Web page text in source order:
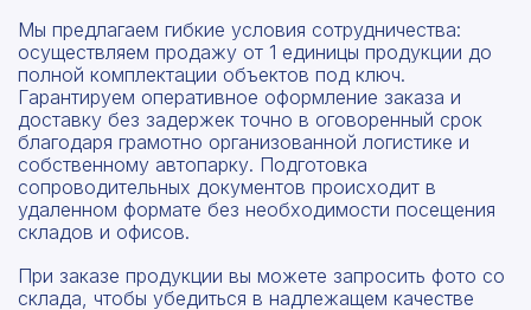
Мы предлагаем гибкие условия сотрудничества:
осуществляем продажу от 1 единицы продукции до
полной комплектации объектов под ключ.
Гарантируем оперативное оформление заказа и
доставку без задержек точно в оговоренный срок
благодаря грамотно организованной логистике и
собственному автопарку. Подготовка
сопроводительных документов происходит в
удаленном формате без необходимости посещения
складов и офисов.
При заказе продукции вы можете запросить фото со
склада, чтобы убедиться в надлежащем качестве